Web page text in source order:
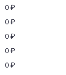
0 ₽
0 ₽
0 ₽
0 ₽
0 ₽